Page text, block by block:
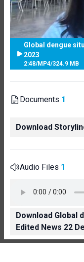
Global dengue
2023
2:48/MP4/324.9 MB
Documents 1
Download
Audio Files 1
Download Global
Edited News 22